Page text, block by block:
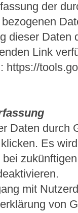
der
dieser Daten
Link
https://
Daten durch
Es
mit
von